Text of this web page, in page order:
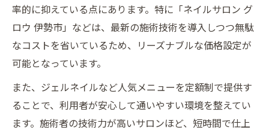
率的に抑えている点にあります。特に「ネイルサロン グ
ロウ 伊勢市」などは、最新の施術技術を導入しつつ無駄
なコストを省いているため、リーズナブルな価格設定が
可能となっています。
また、ジェルネイルなど人気メニューを定額制で提供す
ることで、利用者が安心して通いやすい環境を整えてい
ます。施術者の技術力が高いサロンほど、短時間で仕上